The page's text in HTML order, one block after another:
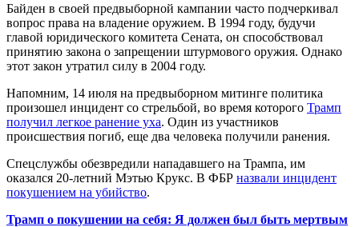
Байден в своей предвыборной кампании часто подчеркивал
вопрос права на владение оружием. В 1994 году, будучи
главой юридического комитета Сената, он способствовал
принятию закона о запрещении штурмового оружия. Однако
этот закон утратил силу в 2004 году.
Напомним, 14 июля на предвыборном митинге политика
произошел инцидент со стрельбой, во время которого Трамп
получил легкое ранение уха. Один из участников
происшествия погиб, еще два человека получили ранения.
Спецслужбы обезвредили нападавшего на Трампа, им
оказался 20-летний Мэтью Крукс. В ФБР назвали инцидент
покушением на убийство.
Трамп о покушении на себя: Я должен был быть мертвым